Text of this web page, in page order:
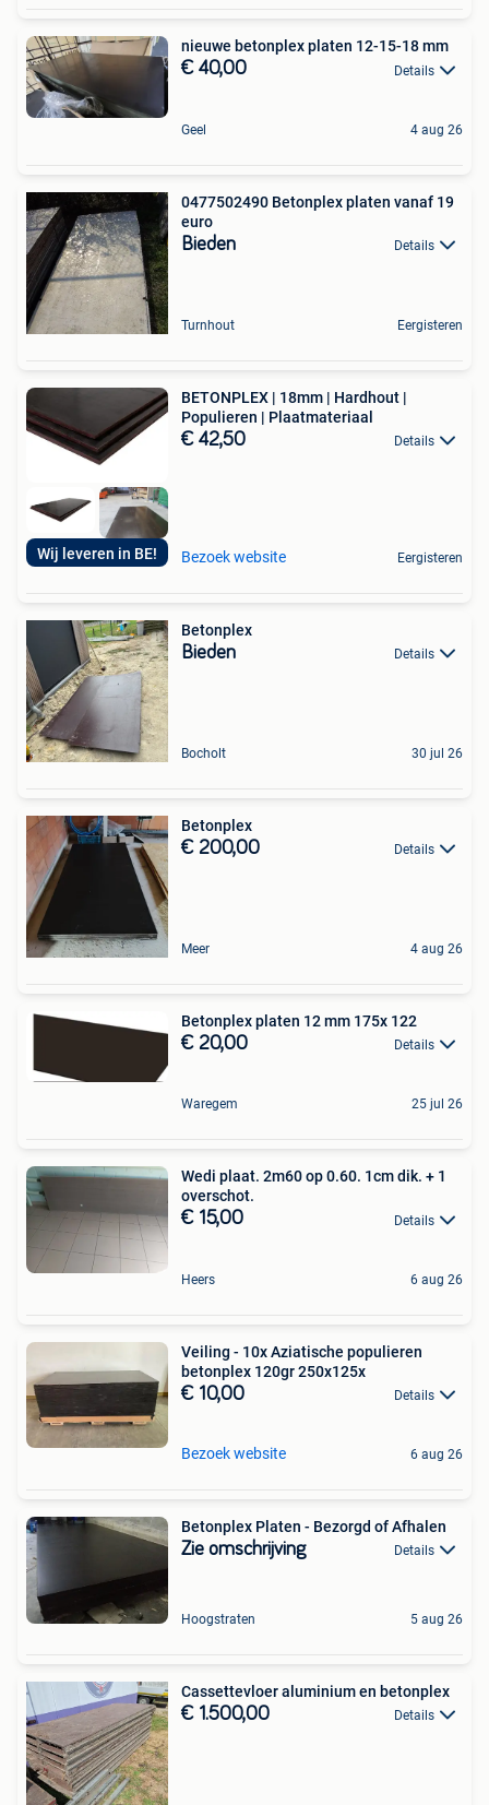
nieuwe betonplex platen 12-15-18 mm
€ 40,00 Details
Geel 4 aug 26
0477502490 Betonplex platen vanaf 19
euro
Bieden Details
Turnhout Eergisteren
Wij leveren in BE!
BETONPLEX | 18mm | Hardhout |
Populieren | Plaatmateriaal
€ 42,50 Details
Bezoek website Eergisteren
Betonplex
Bieden Details
Bocholt 30 jul 26
Betonplex
€ 200,00 Details
Meer 4 aug 26
Betonplex platen 12 mm 175x 122
€ 20,00 Details
Waregem 25 jul 26
Wedi plaat. 2m60 op 0.60. 1cm dik. + 1
overschot.
€ 15,00 Details
Heers 6 aug 26
Veiling - 10x Aziatische populieren
betonplex 120gr 250x125x
€ 10,00 Details
Bezoek website 6 aug 26
Betonplex Platen - Bezorgd of Afhalen
Zie omschrijving Details
Hoogstraten 5 aug 26
Cassettevloer aluminium en betonplex
€ 1.500,00 Details